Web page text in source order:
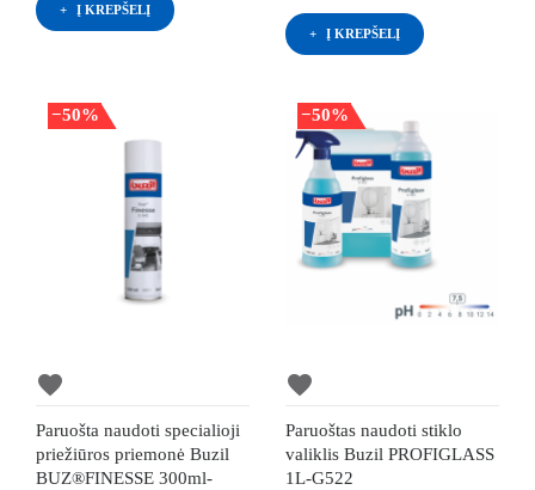
Į KREPŠELĮ
Į KREPŠELĮ
−50%
favorite
Paruošta naudoti specialioji
priežiūros priemonė Buzil
BUZ®FINESSE 300ml-
−50%
favorite
Paruoštas naudoti stiklo
valiklis Buzil PROFIGLASS
1L-G522